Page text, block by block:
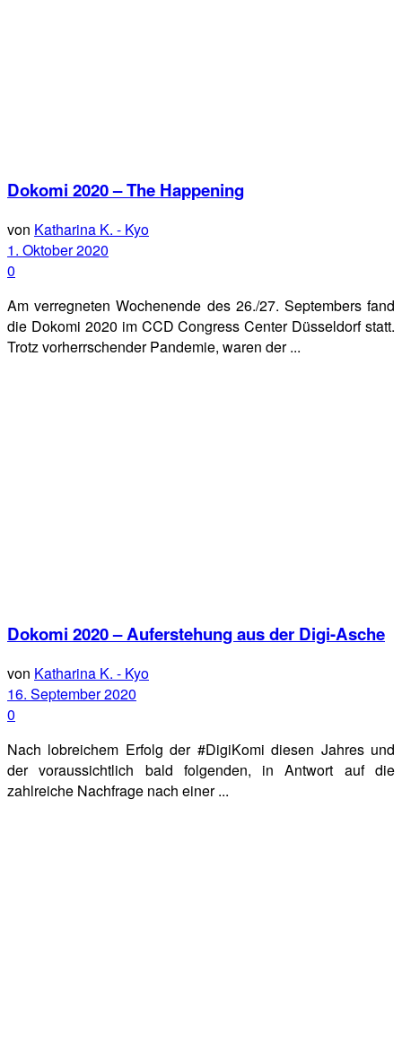
Dokomi 2020 – The Happening
von Katharina K. - Kyo
1. Oktober 2020
0
Am verregneten Wochenende des 26./27. Septembers fand
die Dokomi 2020 im CCD Congress Center Düsseldorf statt.
Trotz vorherrschender Pandemie, waren der ...
Dokomi 2020 – Auferstehung aus der Digi-Asche
von Katharina K. - Kyo
16. September 2020
0
Nach lobreichem Erfolg der #DigiKomi diesen Jahres und
der voraussichtlich bald folgenden, in Antwort auf die
zahlreiche Nachfrage nach einer ...